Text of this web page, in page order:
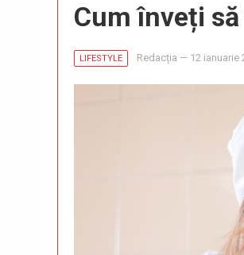
Cum înveți
LIFESTYLE Redacția — 12 ianuarie